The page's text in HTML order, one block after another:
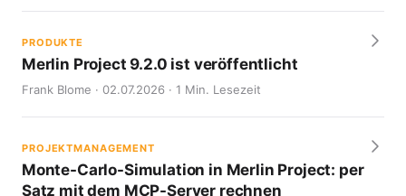
PRODUKTE
Merlin Project 9.2.0 ist veröffentlicht
Frank Blome · 02.07.2026 · 1 Min. Lesezeit
PROJEKTMANAGEMENT
Monte-Carlo-Simulation in Merlin Project: per
Satz mit dem MCP-Server rechnen